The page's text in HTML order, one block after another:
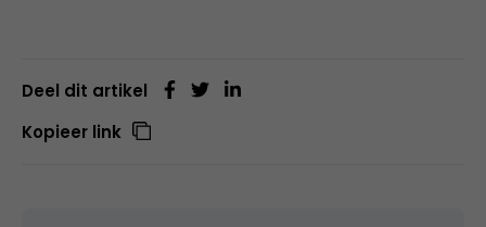
Deel dit artikel
Kopieer link